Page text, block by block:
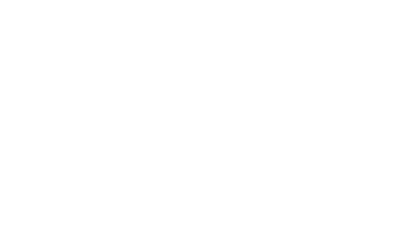
K vybaveniu hotela patrí recepcia (prihlásenie
v hotelovom bare. Wi-Fi je hotelovým hosťom
poplatok.
k dispozícii osviežujúce nápoje.